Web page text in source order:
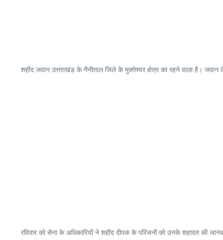
शहीद जवान उत्तराखंड के नैनीताल जिले के मुक्तेश्वर क्षेत्र का रहने वाला है।
रविवार को सेना के अधिकारियों ने शहीद दीपक के परिजनों को उनके शहादत की